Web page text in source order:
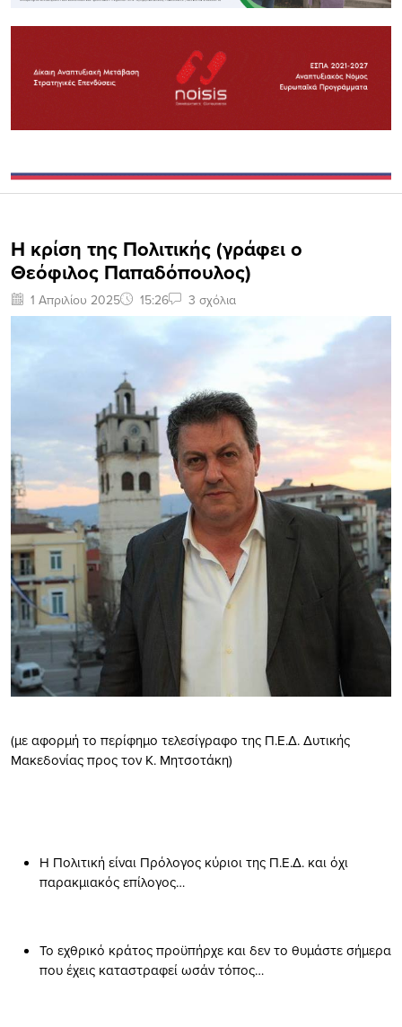
Η κρίση της Πολιτικής (γράφει ο
Θεόφιλος Παπαδόπουλος)
1 Απριλίου 2025 15:26 3 σχόλια
(με αφορμή το περίφημο τελεσίγραφο της Π.Ε.Δ. Δυτικής
Μακεδονίας προς τον Κ. Μητσοτάκη)
Η Πολιτική είναι Πρόλογος κύριοι της Π.Ε.Δ. και όχι
παρακμιακός επίλογος…
Το εχθρικό κράτος προϋπήρχε και δεν το θυμάστε σήμερα
που έχεις καταστραφεί ωσάν τόπος…